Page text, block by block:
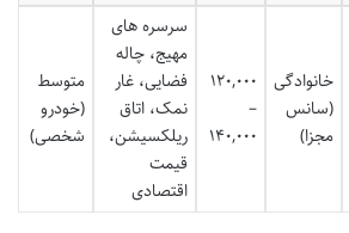
خانوادگی
(سانس
مجزا)
۱۲۰,۰۰۰
–
۱۴۰,۰۰۰
سرسره های
مهیج، چاله
فضایی، غار
نمک، اتاق
ریلکسیشن،
قیمت
اقتصادی
متوسط
(خودرو
شخصی)